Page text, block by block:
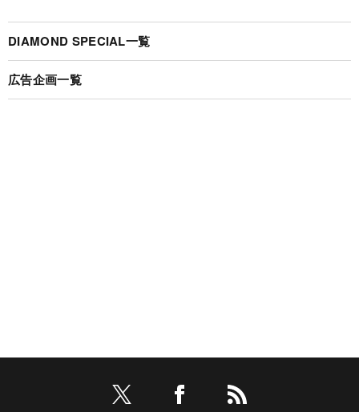
DIAMOND SPECIAL一覧
広告企画一覧